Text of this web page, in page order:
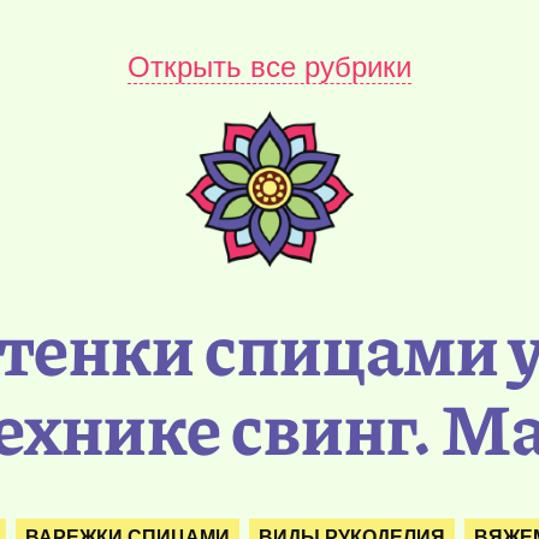
Открыть все рубрики
спицами
свинг.